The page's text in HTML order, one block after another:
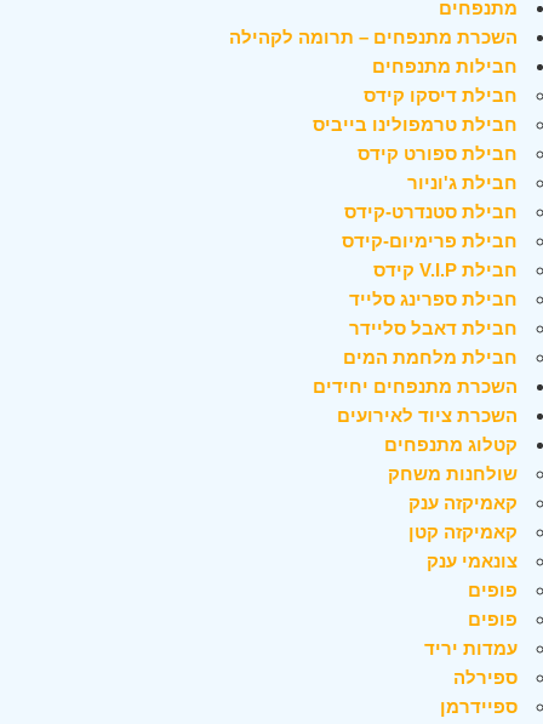
מתנפחים
השכרת מתנפחים – תרומה לקהילה
חבילות מתנפחים
חבילת דיסקו קידס
חבילת טרמפולינו בייביס
חבילת ספורט קידס
חבילת ג'וניור
חבילת סטנדרט-קידס
חבילת פרימיום-קידס
חבילת V.I.P קידס
חבילת ספרינג סלייד
חבילת דאבל סליידר
חבילת מלחמת המים
השכרת מתנפחים יחידים
השכרת ציוד לאירועים
קטלוג מתנפחים
שולחנות משחק
קאמיקזה ענק
קאמיקזה קטן
צונאמי ענק
פופים
פופים
עמדות יריד
ספירלה
ספיידרמן